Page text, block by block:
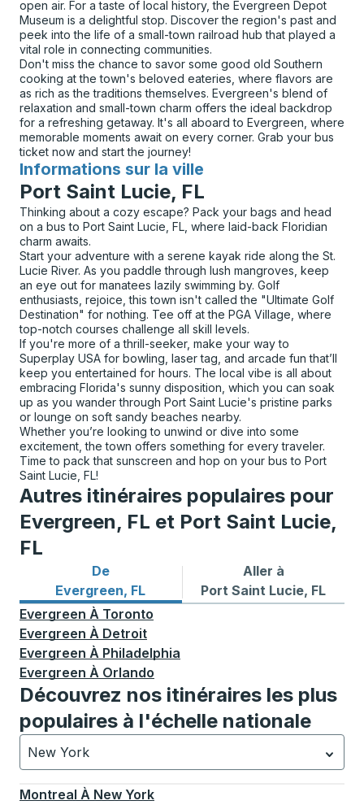
open air. For a taste of local history, the Evergreen Depot
Museum is a delightful stop. Discover the region's past and
peek into the life of a small-town railroad hub that played a
vital role in connecting communities.
Don't miss the chance to savor some good old Southern
cooking at the town's beloved eateries, where flavors are
as rich as the traditions themselves. Evergreen's blend of
relaxation and small-town charm offers the ideal backdrop
for a refreshing getaway. It's all aboard to Evergreen, where
memorable moments await on every corner. Grab your bus
ticket now and start the journey!
Informations sur la ville
pour
Port Saint Lucie, FL
Thinking about a cozy escape? Pack your bags and head
on a bus to Port Saint Lucie, FL, where laid-back Floridian
charm awaits.
Start your adventure with a serene kayak ride along the St.
Lucie River. As you paddle through lush mangroves, keep
an eye out for manatees lazily swimming by. Golf
enthusiasts, rejoice, this town isn't called the "Ultimate Golf
Destination" for nothing. Tee off at the PGA Village, where
top-notch courses challenge all skill levels.
If you're more of a thrill-seeker, make your way to
Superplay USA for bowling, laser tag, and arcade fun that’ll
keep you entertained for hours. The local vibe is all about
embracing Florida's sunny disposition, which you can soak
up as you wander through Port Saint Lucie's pristine parks
or lounge on soft sandy beaches nearby.
Whether you’re looking to unwind or dive into some
excitement, the town offers something for every traveler.
Time to pack that sunscreen and hop on your bus to Port
Saint Lucie, FL!
Autres itinéraires populaires pour
Evergreen, FL et Port Saint Lucie,
FL
De
Evergreen, FL
Itinéraires de bus depuis Evergreen, FL
Aller à
Port Saint Lucie, FL
Itinéraires de bus vers Port
Evergreen À Toronto
Evergreen À Detroit
Evergreen À Philadelphia
Evergreen À Orlando
Découvrez nos itinéraires les plus
populaires à l'échelle nationale
New York
Actuellement sélectionné: New York.La sélection est
Montreal À New York